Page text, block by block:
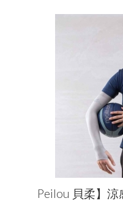
Peilou 貝柔】涼